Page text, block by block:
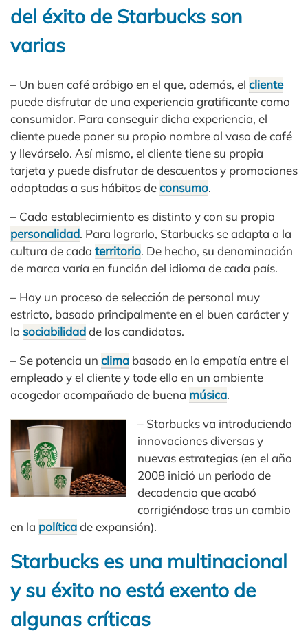
del éxito de Starbucks son
varias
– Un buen café arábigo en el que, además, el cliente
puede disfrutar de una experiencia gratificante como
consumidor. Para conseguir dicha experiencia, el
cliente puede poner su propio nombre al vaso de café
y llevárselo. Así mismo, el cliente tiene su propia
tarjeta y puede disfrutar de descuentos y promociones
adaptadas a sus hábitos deconsumo.
– Cada establecimiento es distinto y con su propia
personalidad. Para lograrlo, Starbucks se adapta a la
cultura de cada territorio. De hecho, su denominación
de marca varía en función del idioma de cada país.
– Hay un proceso de selección de personal muy
estricto, basado principalmente en el buen carácter y
la sociabilidadde los candidatos.
– Se potencia un clima basado en la empatía entre el
empleado y el cliente y tode ello en un ambiente
acogedor acompañado de buena música.
– Starbucks va introduciendo
innovaciones diversas y
nuevas estrategias (en el año
2008 inició un periodo de
decadencia que acabó
corrigiéndose tras un cambio
en la políticade expansión).
Starbucks es una multinacional
y su éxito no está exento de
algunas críticas